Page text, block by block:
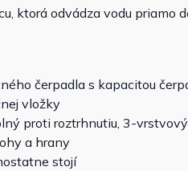
ktorá odvádza vodu priamo
čerpadla s kapacitou
vložky
proti roztrhnutiu, 3-
a hrany
stojí